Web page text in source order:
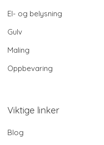
El- og belysning
Gulv
Maling
Oppbevaring
Viktige linker
Blog